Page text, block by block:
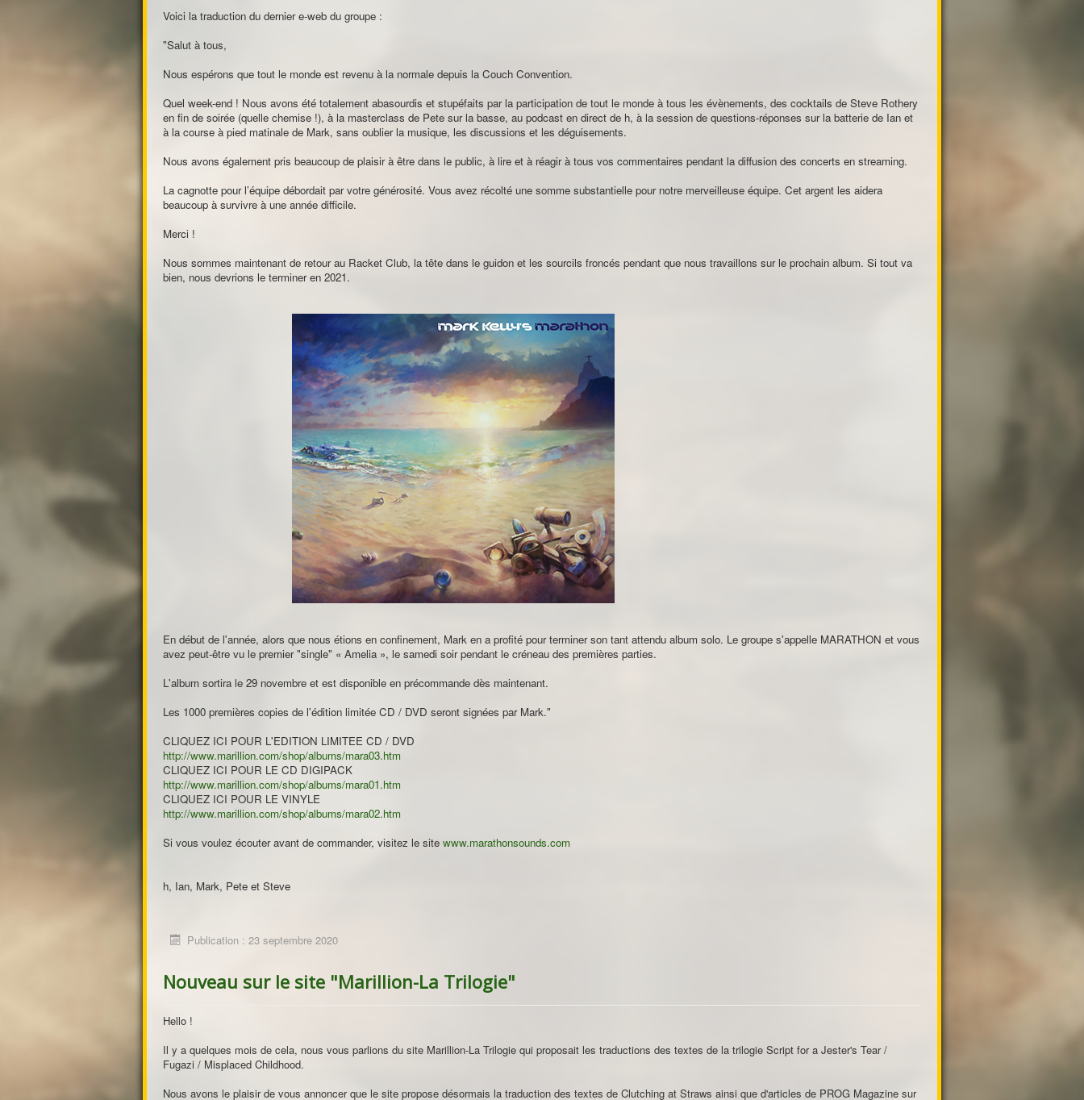
Voici la traduction du dernier e-web du groupe :
"Salut à tous,
Nous espérons que tout le monde est revenu à la normale depuis la Couch Convention.
Quel week-end ! Nous avons été totalement abasourdis et stupéfaits par la participation de tout le monde à tous les évènements, des cocktails de Steve Rothery
en fin de soirée (quelle chemise !), à la masterclass de Pete sur la basse, au podcast en direct de h, à la session de questions-réponses sur la batterie de Ian et
à la course à pied matinale de Mark, sans oublier la musique, les discussions et les déguisements.
Nous avons également pris beaucoup de plaisir à être dans le public, à lire et à réagir à tous vos commentaires pendant la diffusion des concerts en streaming.
La cagnotte pour l’équipe débordait par votre générosité. Vous avez récolté une somme substantielle pour notre merveilleuse équipe. Cet argent les aidera
beaucoup à survivre à une année difficile.
Merci !
Nous sommes maintenant de retour au Racket Club, la tête dans le guidon et les sourcils froncés pendant que nous travaillons sur le prochain album. Si tout va
bien, nous devrions le terminer en 2021.
En début de l'année, alors que nous étions en confinement, Mark en a profité pour terminer son tant attendu album solo. Le groupe s'appelle MARATHON et vous
avez peut-être vu le premier "single" « Amelia », le samedi soir pendant le créneau des premières parties.
L'album sortira le 29 novembre et est disponible en précommande dès maintenant.
Les 1000 premières copies de l'édition limitée CD / DVD seront signées par Mark."
CLIQUEZ ICI POUR L'EDITION LIMITEE CD / DVD
http://www.marillion.com/shop/albums/mara03.htm
CLIQUEZ ICI POUR LE CD DIGIPACK
http://www.marillion.com/shop/albums/mara01.htm
CLIQUEZ ICI POUR LE VINYLE
http://www.marillion.com/shop/albums/mara02.htm
Si vous voulez écouter avant de commander, visitez le site www.marathonsounds.com
h, Ian, Mark, Pete et Steve
Publication : 23 septembre 2020
Nouveau sur le site "Marillion-La Trilogie"
Hello !
Il y a quelques mois de cela, nous vous parlions du site Marillion-La Trilogie qui proposait les traductions des textes de la trilogie Script for a Jester's Tear /
Fugazi / Misplaced Childhood.
Nous avons le plaisir de vous annoncer que le site propose désormais la traduction des textes de Clutching at Straws ainsi que d'articles de PROG Magazine sur